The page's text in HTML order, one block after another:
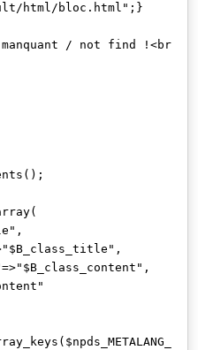
html/bloc.html";}
/ not find !<br